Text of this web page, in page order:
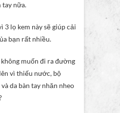
tay nữa.
3 lọ kem này sẽ giúp cải
bạn rất nhiều.
muốn đi ra đường
vì thiếu nước, bộ
da bàn tay nhăn nheo